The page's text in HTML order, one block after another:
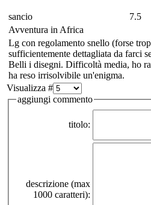
sancio 7.5
Avventura in Africa
Lg con regolamento snello (forse
sufficientemente dettagliata da farci
Belli i disegni. Difficoltà media, ho
ha reso irrisolvibile un'enigma.
Visualizza #
aggiungi commento
titolo:
descrizione (max
1000 caratteri):